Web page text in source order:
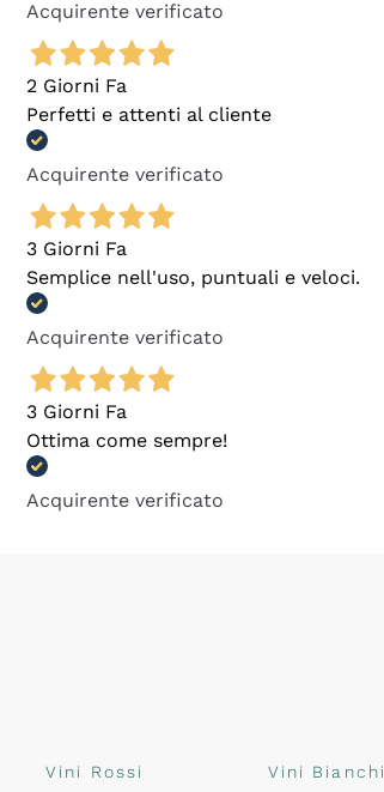
Acquirente verificato
2 Giorni Fa
Perfetti e attenti al cliente
Acquirente verificato
3 Giorni Fa
Semplice nell'uso, puntuali e veloci.
Acquirente verificato
3 Giorni Fa
Ottima come sempre!
Acquirente verificato
Vini Rossi Vini Bianchi